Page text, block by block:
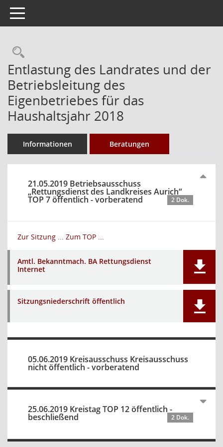
Toggle navigation
Rechercheauswahl
Entlastung des Landrates und der
Betriebsleitung des
Eigenbetriebes für das
Haushaltsjahr 2018
Informationen Beratungen
21.05.2019 Betriebsausschuss
„Rettungsdienst des Landkreises Aurich“
TOP 7 öffentlich - vorberatend 2 Dok.
Zur Sitzung ... Zum TOP ...
Amtl. Bekanntmach. BA Rettungsdienst
Internet
Sitzungsniederschrift öffentlich
05.06.2019 Kreisausschuss Kreisausschuss
nicht öffentlich - vorberatend
25.06.2019 Kreistag TOP 12 öffentlich -
beschließend 2 Dok.